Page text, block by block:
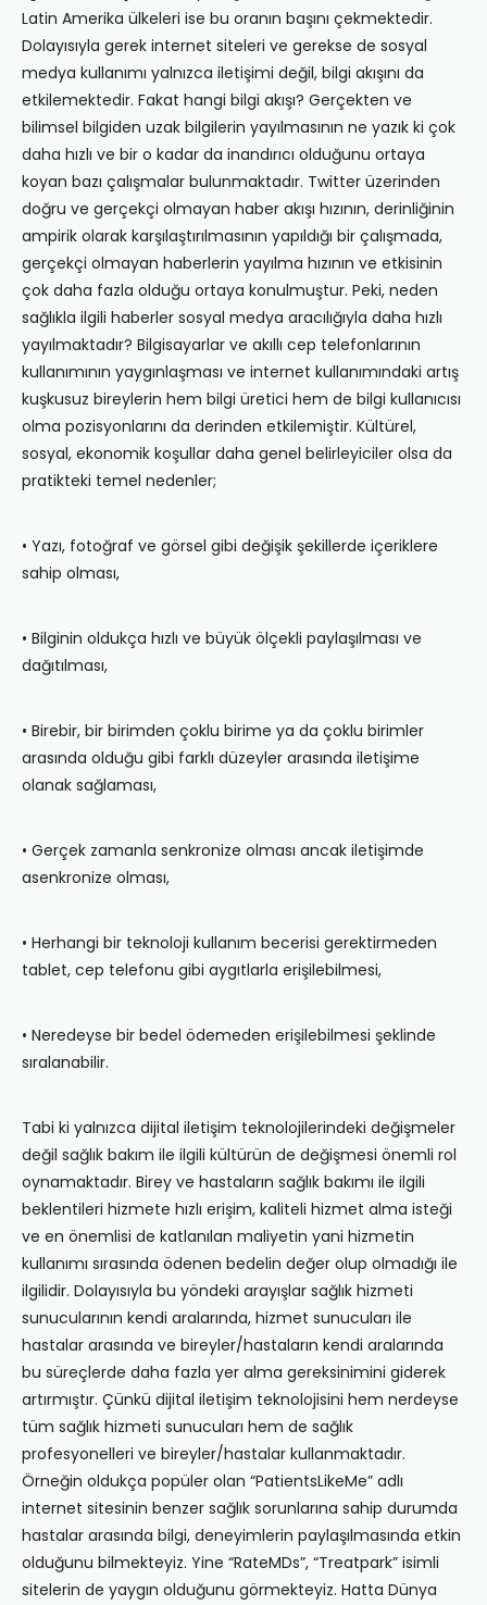
Latin Amerika ülkeleri ise bu oranın başını çekmektedir.
Dolayısıyla gerek internet siteleri ve gerekse de sosyal
medya kullanımı yalnızca iletişimi değil, bilgi akışını da
etkilemektedir. Fakat hangi bilgi akışı? Gerçekten ve
bilimsel bilgiden uzak bilgilerin yayılmasının ne yazık ki çok
daha hızlı ve bir o kadar da inandırıcı olduğunu ortaya
koyan bazı çalışmalar bulunmaktadır. Twitter üzerinden
doğru ve gerçekçi olmayan haber akışı hızının, derinliğinin
ampirik olarak karşılaştırılmasının yapıldığı bir çalışmada,
gerçekçi olmayan haberlerin yayılma hızının ve etkisinin
çok daha fazla olduğu ortaya konulmuştur. Peki, neden
sağlıkla ilgili haberler sosyal medya aracılığıyla daha hızlı
yayılmaktadır? Bilgisayarlar ve akıllı cep telefonlarının
kullanımının yaygınlaşması ve internet kullanımındaki artış
kuşkusuz bireylerin hem bilgi üretici hem de bilgi kullanıcısı
olma pozisyonlarını da derinden etkilemiştir. Kültürel,
sosyal, ekonomik koşullar daha genel belirleyiciler olsa da
pratikteki temel nedenler;
• Yazı, fotoğraf ve görsel gibi değişik şekillerde içeriklere
sahip olması,
• Bilginin oldukça hızlı ve büyük ölçekli paylaşılması ve
dağıtılması,
• Birebir, bir birimden çoklu birime ya da çoklu birimler
arasında olduğu gibi farklı düzeyler arasında iletişime
olanak sağlaması,
• Gerçek zamanla senkronize olması ancak iletişimde
asenkronize olması,
• Herhangi bir teknoloji kullanım becerisi gerektirmeden
tablet, cep telefonu gibi aygıtlarla erişilebilmesi,
• Neredeyse bir bedel ödemeden erişilebilmesi şeklinde
sıralanabilir.
Tabi ki yalnızca dijital iletişim teknolojilerindeki değişmeler
değil sağlık bakım ile ilgili kültürün de değişmesi önemli rol
oynamaktadır. Birey ve hastaların sağlık bakımı ile ilgili
beklentileri hizmete hızlı erişim, kaliteli hizmet alma isteği
ve en önemlisi de katlanılan maliyetin yani hizmetin
kullanımı sırasında ödenen bedelin değer olup olmadığı ile
ilgilidir. Dolayısıyla bu yöndeki arayışlar sağlık hizmeti
sunucularının kendi aralarında, hizmet sunucuları ile
hastalar arasında ve bireyler/hastaların kendi aralarında
bu süreçlerde daha fazla yer alma gereksinimini giderek
artırmıştır. Çünkü dijital iletişim teknolojisini hem nerdeyse
tüm sağlık hizmeti sunucuları hem de sağlık
profesyonelleri ve bireyler/hastalar kullanmaktadır.
Örneğin oldukça popüler olan “PatientsLikeMe” adlı
internet sitesinin benzer sağlık sorunlarına sahip durumda
hastalar arasında bilgi, deneyimlerin paylaşılmasında etkin
olduğunu bilmekteyiz. Yine “RateMDs”, “Treatpark” isimli
sitelerin de yaygın olduğunu görmekteyiz. Hatta Dünya